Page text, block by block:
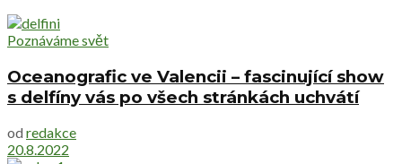
Poznáváme svět
Oceanografic ve Valencii – fascinující show
s delfíny vás po všech stránkách uchvátí
od redakce
20.8.2022